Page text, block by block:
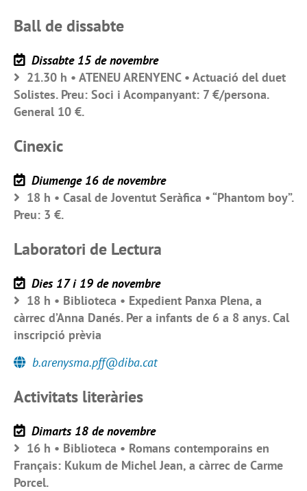
Ball de dissabte
Dissabte 15 de novembre
21.30 h • ATENEU ARENYENC • Actuació del duet
Solistes. Preu: Soci i Acompanyant: 7 €/persona.
General 10 €.
Cinexic
Diumenge 16 de novembre
18 h • Casal de Joventut Seràfica • “Phantom boy”.
Preu: 3 €.
Laboratori de Lectura
Dies 17 i 19 de novembre
18 h • Biblioteca • Expedient Panxa Plena, a
càrrec d’Anna Danés. Per a infants de 6 a 8 anys. Cal
inscripció prèvia
b.arenysma.pff@diba.cat
Activitats literàries
Dimarts 18 de novembre
16 h • Biblioteca • Romans contemporains en
Français: Kukum de Michel Jean, a càrrec de Carme
Porcel.